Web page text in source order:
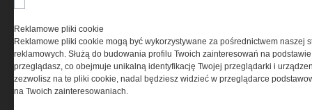
Ta witryna wykorzystuje pliki cookies do przechowywania
informacji na Twoim komputerze. Pliki cookies stosujemy
w celu świadczenia usług na najwyższym poziomie,
w tym w sposób dostosowany do indywidualnych potrzeb.
Reklamowe pliki cookie
Reklamowe pliki cookie mogą być wykorzystywane za pośrednictwem naszej
reklamowych. Służą do budowania profilu Twoich zainteresowań na
przeglądasz, co obejmuje unikalną identyfikację Twojej przeglądarki i
zezwolisz na te pliki cookie, nadal będziesz widzieć w przeglądarce
na Twoich zainteresowaniach.